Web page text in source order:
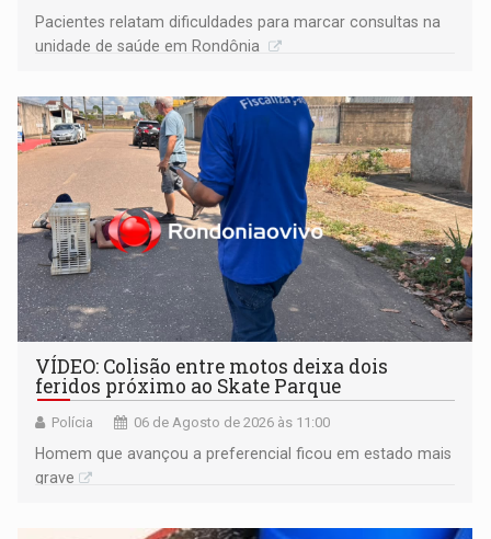
Pacientes relatam dificuldades para marcar consultas na
unidade de saúde em Rondônia
VÍDEO: Colisão entre motos deixa dois
feridos próximo ao Skate Parque
Polícia 06 de Agosto de 2026 às 11:00
Homem que avançou a preferencial ficou em estado mais
grave